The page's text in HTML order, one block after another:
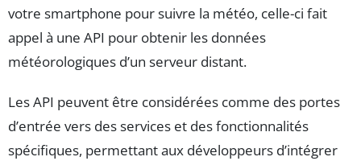
votre smartphone pour suivre la météo, celle-ci fait
appel à une API pour obtenir les données
météorologiques d’un serveur distant.
Les API peuvent être considérées comme des portes
d’entrée vers des services et des fonctionnalités
spécifiques, permettant aux développeurs d’intégrer